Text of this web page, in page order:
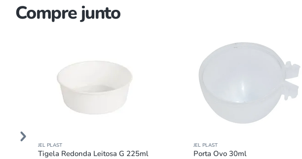
Compre junto
JEL PLAST
Tigela Redonda Leitosa G 225ml
JEL PLAST
Porta Ovo 30ml